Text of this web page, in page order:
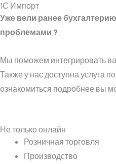
1С Импорт
Уже вели ранее
проблемами ?
Мы поможем интегрировать
Также у нас доступна услуга
ознакомиться подробнее вы
Не только онлайн
Розничная торговля
Производство